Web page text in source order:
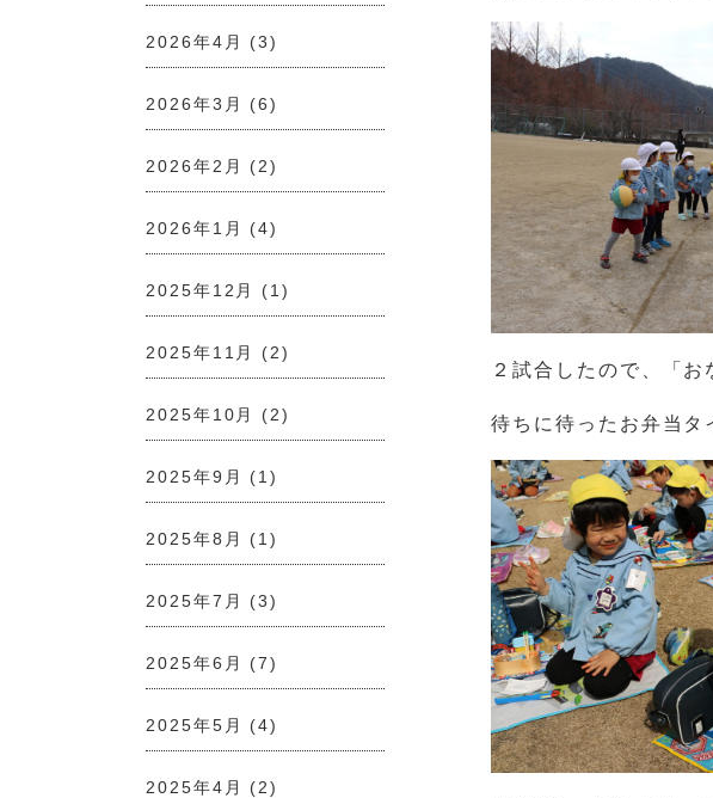
2026年4月 (3)
2026年3月 (6)
2026年2月 (2)
2026年1月 (4)
2025年12月 (1)
2025年11月 (2)
2025年10月 (2)
2025年9月 (1)
2025年8月 (1)
2025年7月 (3)
2025年6月 (7)
2025年5月 (4)
2025年4月 (2)
２試合したので、「お
待ちに待ったお弁当タ